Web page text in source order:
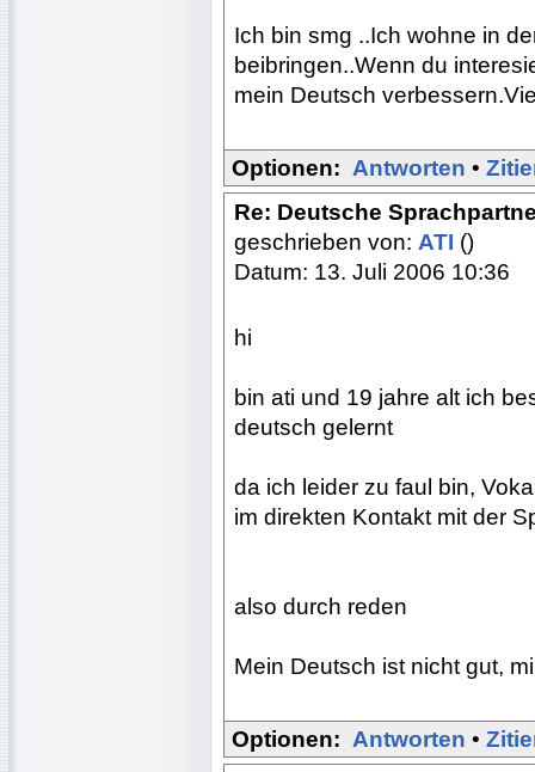
Ich bin smg ..Ich wohne in
beibringen..Wenn du
mein Deutsch
Optionen: Antworten •
Re: Deutsche
geschrieben von: ATI ()
Datum: 13. Juli 2006 10:36
hi
bin ati und 19 jahre alt ich
deutsch gelernt
da ich leider zu faul bin,
im direkten Kontakt mit der
also durch reden
Mein Deutsch ist nicht gut,
Optionen: Antworten •